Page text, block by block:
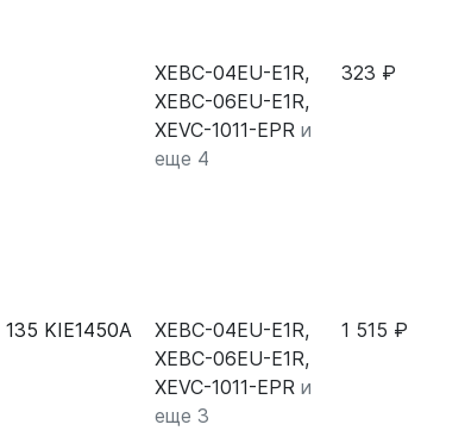
XEBC-04EU-E1R,
XEBC-06EU-E1R,
XEVC-1011-EPR и
еще 4
323 ₽
KIE1450A
XEBC-04EU-E1R,
XEBC-06EU-E1R,
XEVC-1011-EPR и
еще 3
1 515 ₽